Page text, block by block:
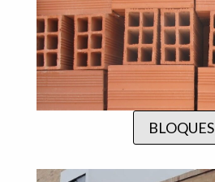
BLOQUES